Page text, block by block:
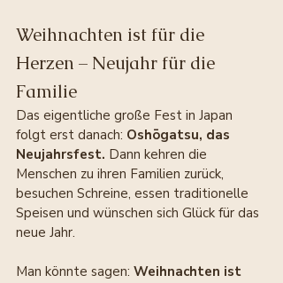
Weihnachten ist für die
Herzen – Neujahr für die
Familie
Das eigentliche große Fest in Japan
folgt erst danach: Oshōgatsu, das
Neujahrsfest. Dann kehren die
Menschen zu ihren Familien zurück,
besuchen Schreine, essen traditionelle
Speisen und wünschen sich Glück für das
neue Jahr.
Man könnte sagen: Weihnachten ist